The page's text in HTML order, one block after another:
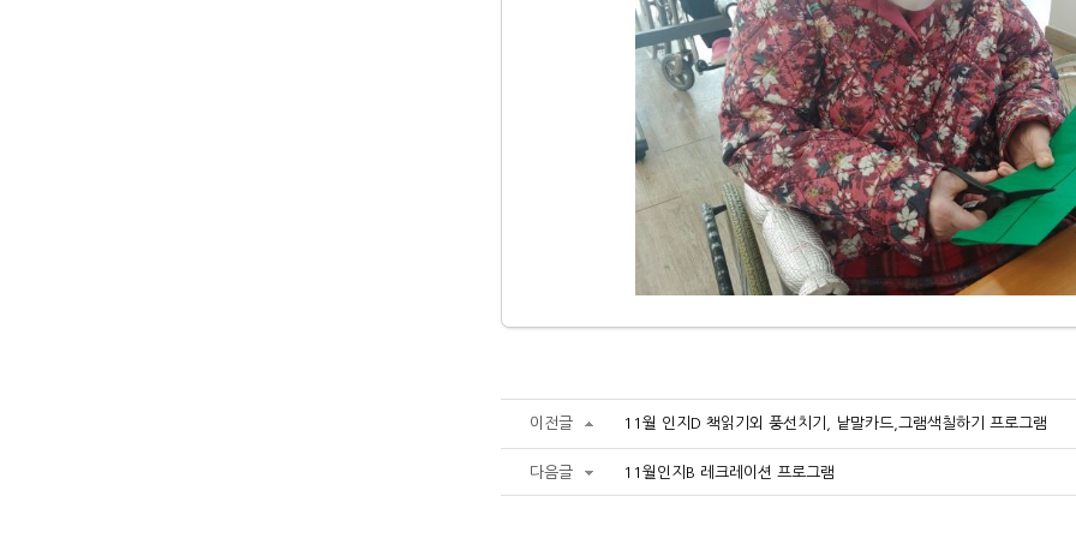
이전글 11월 인지D 책읽기외 풍선치기, 낱말카드,그램색칠하기 프로그램
다음글 11월인지B 레크레이션 프로그램